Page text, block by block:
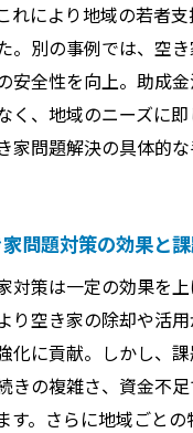
れにより地域の若者
。別の事例では、空
安全性を向上。助成
く、地域のニーズに
家問題解決の具体的
問題対策の効果と
対策は一定の効果を
り空き家の除却や活
化に貢献。しかし、
きの複雑さ、資金不
す。さらに地域ごと